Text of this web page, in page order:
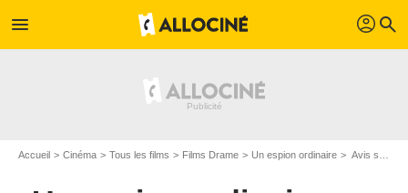
menu profil search
Accueil Cinéma Tous les films Films Drame Un espion ordinaire Avis sur Un espion ordinaire